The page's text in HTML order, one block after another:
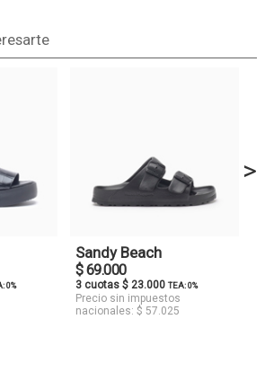
0%
Sandy Beach
$ 69.000
3 cuotas $ 23.000 TEA: 0%
Precio sin impuestos
nacionales: $ 57.025
>